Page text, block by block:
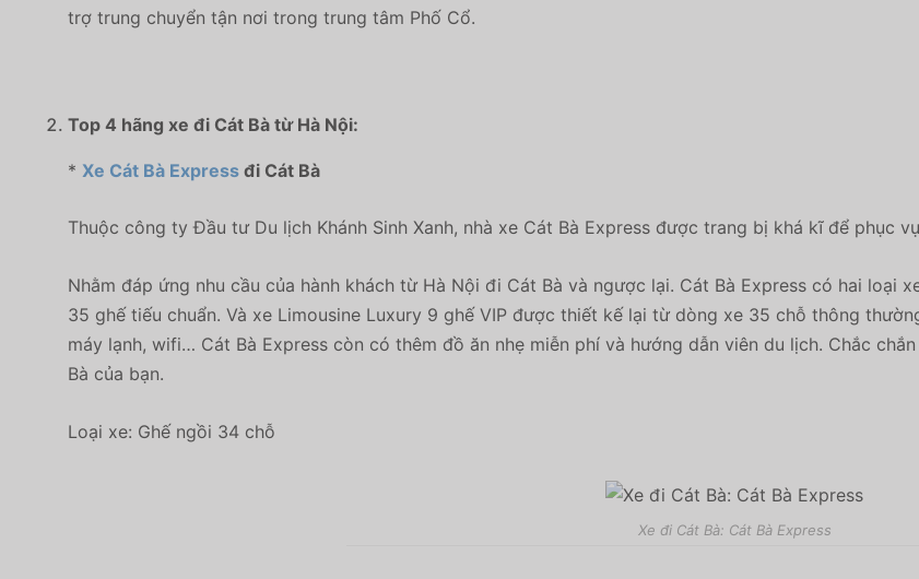
trợ trung chuyển tận nơi trong trung tâm Phố Cổ.
Top 4 hãng xe đi Cát Bà từ Hà Nội:
* Xe Cát Bà Express đi Cát Bà
Thuộc công ty Đầu tư Du lịch Khánh Sinh Xanh, nhà xe Cát Bà Express được trang bị khá kĩ để phục
Nhằm đáp ứng nhu cầu của hành khách từ Hà Nội đi Cát Bà và ngược lại. Cát Bà Express có hai loại
35 ghế tiếu chuẩn. Và xe Limousine Luxury 9 ghế VIP được thiết kế lại từ dòng xe 35 chỗ thông
máy lạnh, wifi… Cát Bà Express còn có thêm đồ ăn nhẹ miễn phí và hướng dẫn viên du lịch. Chắc
Bà của bạn.
Loại xe: Ghế ngồi 34 chỗ
Xe đi Cát Bà: Cát Bà Express